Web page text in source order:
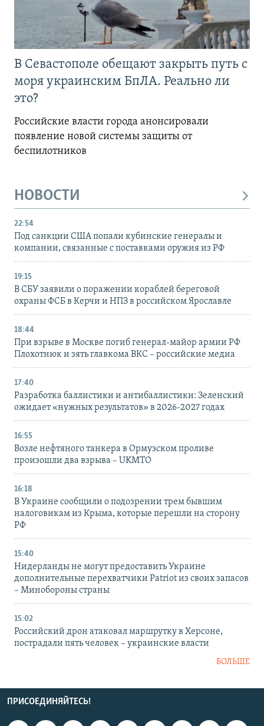
В Севастополе обещают закрыть путь с
моря украинским БпЛА. Реально ли
это?
Российские власти города анонсировали
появление новой системы защиты от
беспилотников
НОВОСТИ
22:54
Под санкции США попали кубинские генералы и
компании, связанные с поставками оружия из РФ
19:15
В СБУ заявили о поражении кораблей береговой
охраны ФСБ в Керчи и НПЗ в российском Ярославле
18:44
При взрыве в Москве погиб генерал-майор армии РФ
Плохотнюк и зять главкома ВКС – российские медиа
17:40
Разработка баллистики и антибаллистики: Зеленский
ожидает «нужных результатов» в 2026-2027 годах
16:55
Возле нефтяного танкера в Ормузском проливе
произошли два взрыва – UKMTO
16:18
В Украине сообщили о подозрении трем бывшим
налоговикам из Крыма, которые перешли на сторону
РФ
15:40
Нидерланды не могут предоставить Украине
дополнительные перехватчики Patriot из своих запасов
– Минобороны страны
15:02
Российский дрон атаковал маршрутку в Херсоне,
пострадали пять человек – украинские власти
БОЛЬШЕ
ПРИСОЕДИНЯЙТЕСЬ!